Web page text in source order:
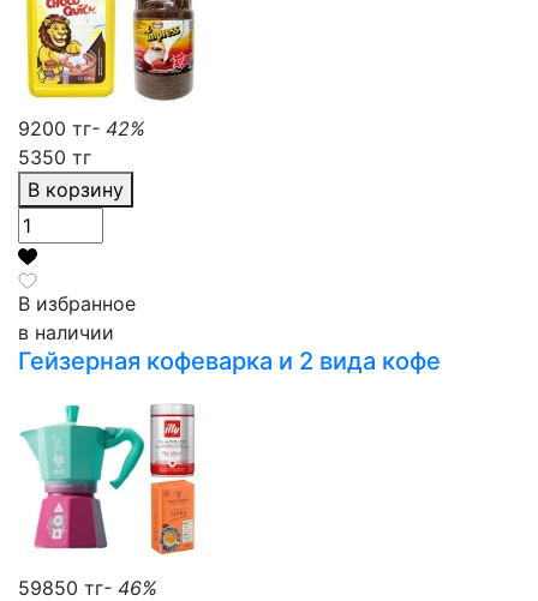
9200 тг- 42%
5350 тг
В корзину
В избранное
в наличии
Гейзерная кофеварка и 2 вида кофе
59850 тг- 46%